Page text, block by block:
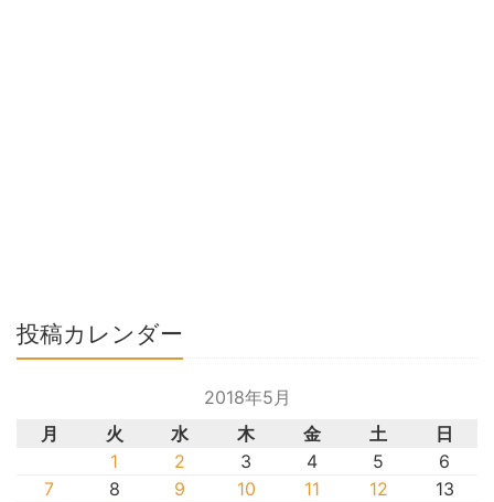
投稿カレンダー
2018年5月
月
火 水 木 金 土
日
1
2 3 4 5
6
7
8 9 10 11 12
13